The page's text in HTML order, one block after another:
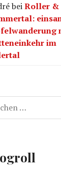
beiRoller &
im